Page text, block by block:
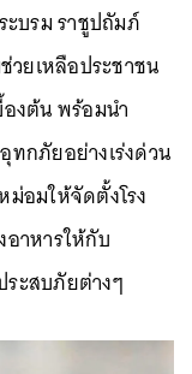
ะบรม ราชูปถัมภ์
วยเหลือประชาชน
องต้น พร้อมนำ
ทกภัยอย่างเร่งด่วน
ม่อมให้จัดตั้งโรง
าหารให้กับ
ะสบภัยต่างๆ